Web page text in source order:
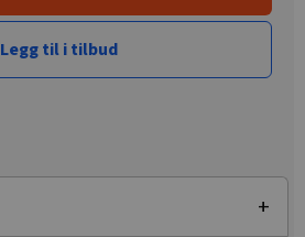
Legg til i tilbud